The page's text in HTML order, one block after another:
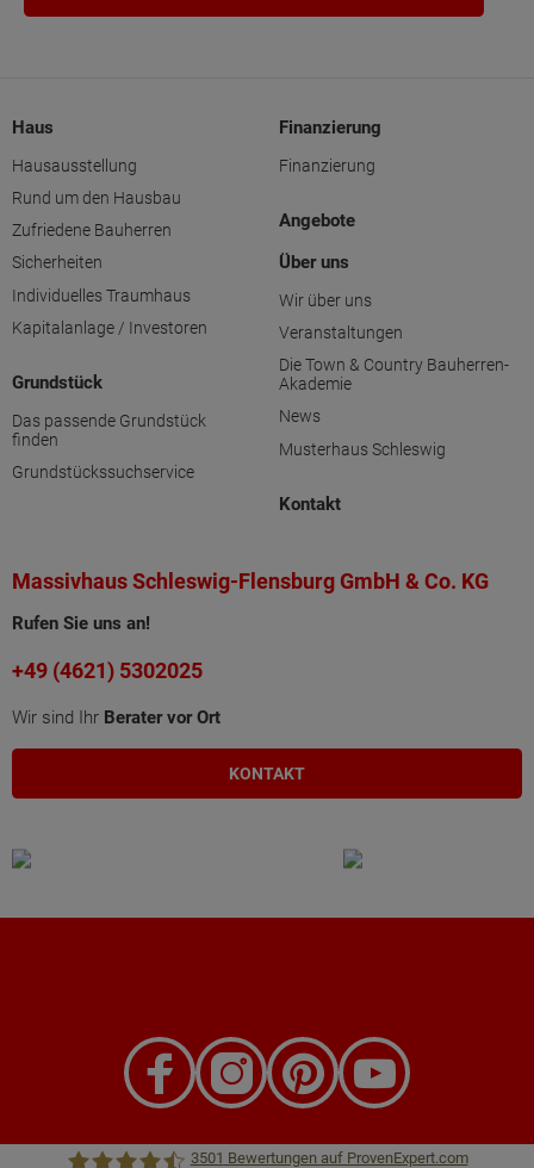
Haus
Hausausstellung
Rund um den Hausbau
Zufriedene Bauherren
Sicherheiten
Individuelles Traumhaus
Kapitalanlage / Investoren
Grundstück
Das passende Grundstück
finden
Grundstückssuchservice
Finanzierung
Finanzierung
Angebote
Über uns
Wir über uns
Veranstaltungen
Die Town & Country Bauherren-
Akademie
News
Musterhaus Schleswig
Kontakt
Massivhaus Schleswig-Flensburg GmbH & Co. KG
Rufen Sie uns an!
+49 (4621) 5302025
Wir sind Ihr Berater vor Ort
KONTAKT
3501 Bewertungen auf ProvenExpert.com